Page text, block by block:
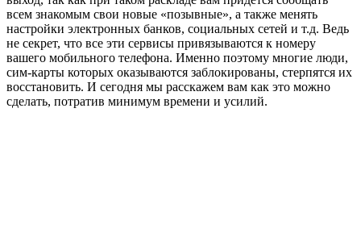
всем знакомым свои новые «позывные», а также менять
настройки электронных банков, социальных сетей и т.д. Ведь
не секрет, что все эти сервисы привязываются к номеру
вашего мобильного телефона. Именно поэтому многие люди,
сим-карты которых оказываются заблокированы, стерпятся их
восстановить. И сегодня мы расскажем вам как это можно
сделать, потратив минимум времени и усилий.